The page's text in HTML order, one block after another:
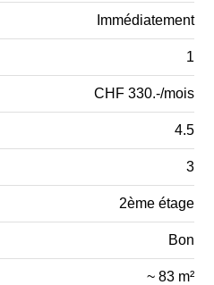
Immédiatement
1
CHF 330.-/mois
4.5
3
2ème étage
Bon
~ 83 m²